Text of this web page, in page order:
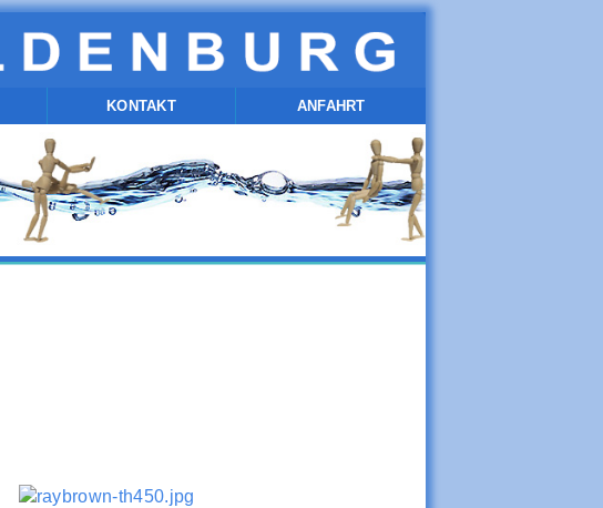
KONTAKT ANFAHRT